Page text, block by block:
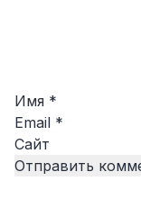
Имя *
Email *
Сайт